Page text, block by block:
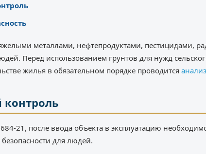
металлами, нефтепродуктами, пестицидами,
Перед использованием грунтов для нужд
жилья в обязательном порядке проводится
21, после ввода объекта в эксплуатацию
для людей.